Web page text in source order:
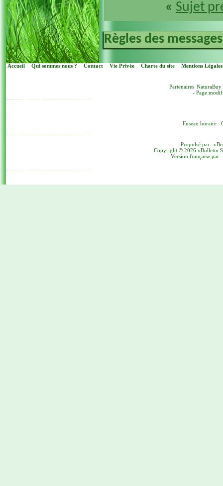
« Sujet
Règles des messages
Accueil Qui sommes nous ? Contact Vie Privée Charte du site Mentions Légales
Partenaires NaturaBuy
- Page
Fuseau horaire :
Propulsé par
Copyright © 2026 vBulletin
Version française par